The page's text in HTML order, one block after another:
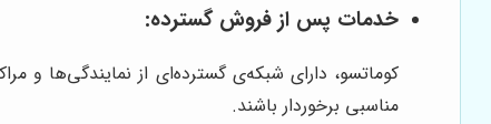
خدمات پس از فروش گسترده:
کوماتسو، دارای شبکه‌ی گسترده‌ای از نمایندگی‌ها
مناسبی برخوردار باشند.